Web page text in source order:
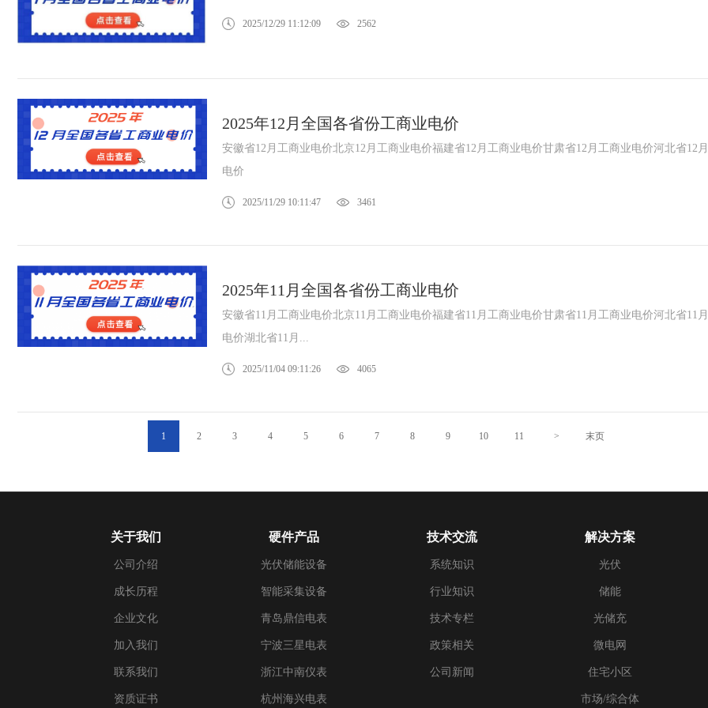
2025/12/29 11:12:09 2562
2025年12月全国各省份工商业电价
安徽省12月工商业电价北京12月工商业电价福建省12月工商业电价甘肃省12月工商业电价河北省12
电价
2025/11/29 10:11:47 3461
2025年11月全国各省份工商业电价
安徽省11月工商业电价北京11月工商业电价福建省11月工商业电价甘肃省11月工商业电价河北省11
电价湖北省11月...
2025/11/04 09:11:26 4065
1 2 3 4 5 6 7 8 9 10 11 > 末页
关于我们
公司介绍
成长历程
企业文化
加入我们
联系我们
资质证书
硬件产品
光伏储能设备
智能采集设备
青岛鼎信电表
宁波三星电表
浙江中南仪表
杭州海兴电表
技术交流
系统知识
行业知识
技术专栏
政策相关
公司新闻
解决方案
光伏
储能
光储充
微电网
住宅小区
市场/综合体